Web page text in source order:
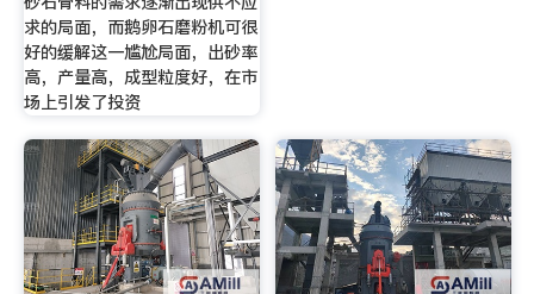
求的局面，而鹅卵石磨粉机可很
好的缓解这一尴尬局面，出砂率
高，产量高，成型粒度好，在市
场上引发了投资